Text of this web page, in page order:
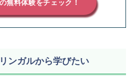
料体験をチェック！
ンガルから学びたい